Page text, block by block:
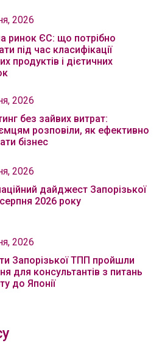
2026
ринок ЄС: що потрібно
під час класифікації
продуктів і дієтичних
2026
без зайвих витрат:
розповіли, як ефективно
бізнес
2026
дайджест Запорізької
2026 року
2026
Запорізької ТПП пройшли
для консультантів з питань
до Японії